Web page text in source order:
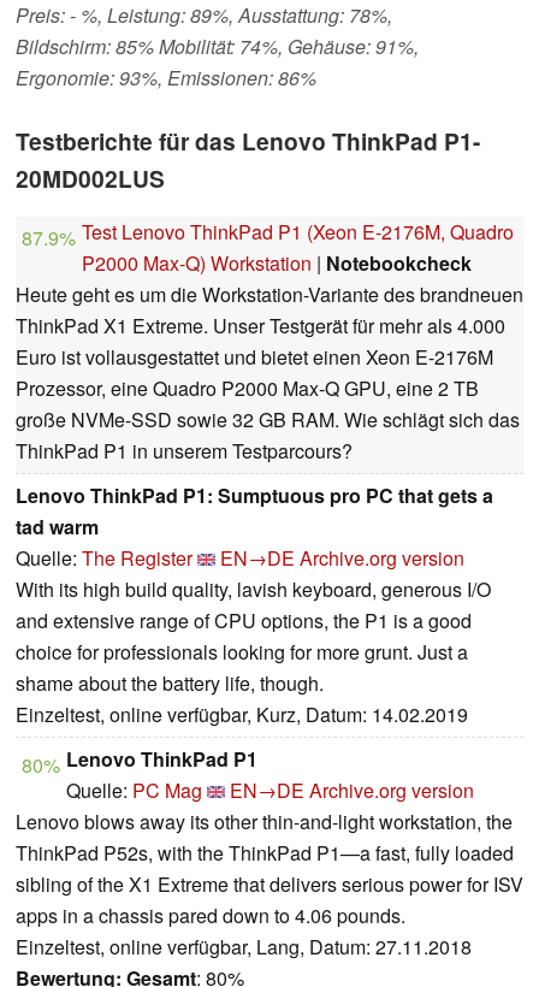
Preis: - %, Leistung: 89%, Ausstattung: 78%,
Bildschirm: 85% Mobilität: 74%, Gehäuse: 91%,
Ergonomie: 93%, Emissionen: 86%
Testberichte für das Lenovo ThinkPad P1-
20MD002LUS
87.9% Test Lenovo ThinkPad P1 (Xeon E-2176M, Quadro
P2000 Max-Q) Workstation | Notebookcheck
Heute geht es um die Workstation-Variante des brandneuen
ThinkPad X1 Extreme. Unser Testgerät für mehr als 4.000
Euro ist vollausgestattet und bietet einen Xeon E-2176M
Prozessor, eine Quadro P2000 Max-Q GPU, eine 2 TB
große NVMe-SSD sowie 32 GB RAM. Wie schlägt sich das
ThinkPad P1 in unserem Testparcours?
Lenovo ThinkPad P1: Sumptuous pro PC that gets a
tad warm
Quelle: The Register EN→DE Archive.org version
With its high build quality, lavish keyboard, generous I/O
and extensive range of CPU options, the P1 is a good
choice for professionals looking for more grunt. Just a
shame about the battery life, though.
Einzeltest, online verfügbar, Kurz, Datum: 14.02.2019
80% Lenovo ThinkPad P1
Quelle: PC Mag EN→DE Archive.org version
Lenovo blows away its other thin-and-light workstation, the
ThinkPad P52s, with the ThinkPad P1—a fast, fully loaded
sibling of the X1 Extreme that delivers serious power for ISV
apps in a chassis pared down to 4.06 pounds.
Einzeltest, online verfügbar, Lang, Datum: 27.11.2018
Bewertung: Gesamt: 80%